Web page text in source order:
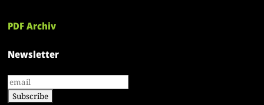
PDF Archiv
Newsletter